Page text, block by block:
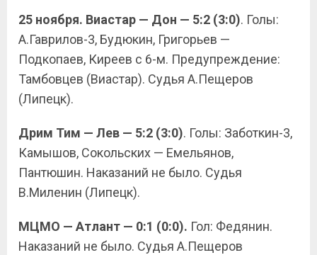
25 ноября. Виастар — Дон — 5:2 (3:0). Голы:
А.Гаврилов-3, Будюкин, Григорьев —
Подкопаев, Киреев с 6-м. Предупреждение:
Тамбовцев (Виастар). Судья А.Пещеров
(Липецк).
Дрим Тим — Лев — 5:2 (3:0). Голы: Заботкин-3,
Камышов, Сокольских — Емельянов,
Пантюшин. Наказаний не было. Судья
В.Миленин (Липецк).
МЦМО — Атлант — 0:1 (0:0). Гол: Федянин.
Наказаний не было. Судья А.Пещеров